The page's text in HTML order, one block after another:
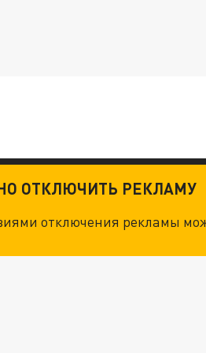
НА ГЕНЕРАЛОВ ОХОТЯТСЯ
БЕДЫ ДЛЯ МАЛЫШЕЙ НЕ
ОТКЛЮЧИТЬ РЕКЛАМУ
отключения рекламы